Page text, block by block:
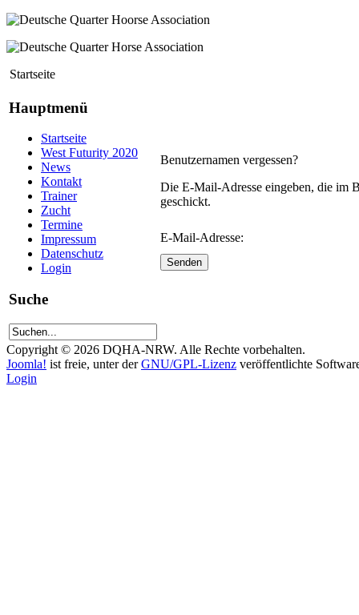
Startseite
Hauptmenü
Startseite
West Futurity 2020
News
Kontakt
Trainer
Zucht
Termine
Impressum
Datenschutz
Login
Suche
Benutzernamen vergessen?
Die E-Mail-Adresse eingeben, die im
geschickt.
E-Mail-Adresse:
Senden
Copyright © 2026 DQHA-NRW. Alle Rechte vorbehalten.
Joomla! ist freie, unter derGNU/GPL-Lizenz veröffentlichte
Login